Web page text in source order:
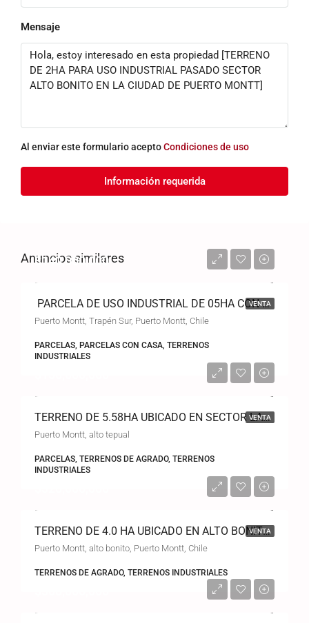
Mensaje
Al enviar este formulario aceptoCondiciones de uso
Información requerida
Anuncios similares
VENTA
$140,000,000
PARCELA DE USO INDUSTRIAL DE 05HA CON 2 CASAS FRENTE A RUTA 5 SUR EN CIUDAD DE PUERTO MONTT
Puerto Montt, Trapén Sur, Puerto Montt, Chile
PARCELAS, PARCELAS CON CASA, TERRENOS
INDUSTRIALES
VENTA
TERRENO DE 5.58HA UBICADO EN SECTOR LAS CANCHAS CIUDAD DE PUERTO MONTT
Puerto Montt, alto tepual
PARCELAS, TERRENOS DE AGRADO, TERRENOS
INDUSTRIALES
VENTA
TERRENO DE 4.0 HA UBICADO EN ALTO BONITO EN LA CIUDAD DE PUERTO MONTT.
Puerto Montt, alto bonito, Puerto Montt, Chile
TERRENOS DE AGRADO, TERRENOS INDUSTRIALES